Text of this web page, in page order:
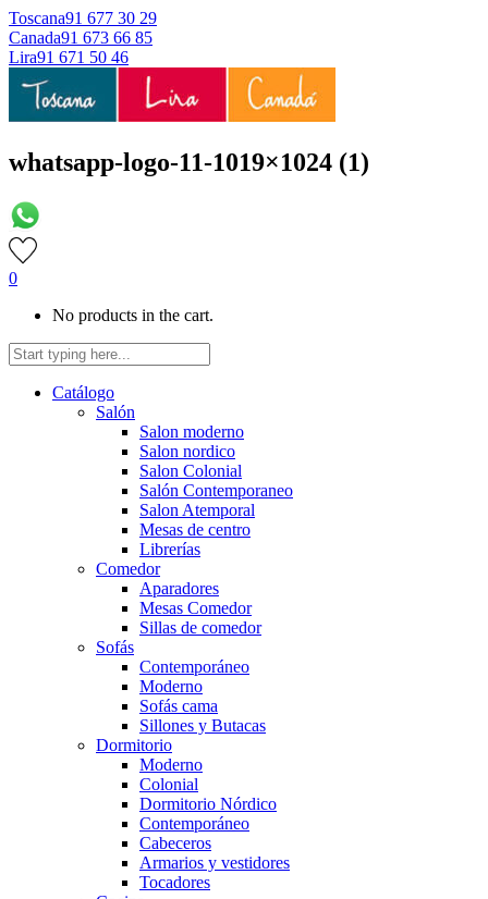
Toscana91 677 30 29
Canada91 673 66 85
Lira91 671 50 46
whatsapp-logo-11-1019×1024 (1)
0
No products in the cart.
Catálogo
Salón
Salon moderno
Salon nordico
Salon Colonial
Salón Contemporaneo
Salon Atemporal
Mesas de centro
Librerías
Comedor
Aparadores
Mesas Comedor
Sillas de comedor
Sofás
Contemporáneo
Moderno
Sofás cama
Sillones y Butacas
Dormitorio
Moderno
Colonial
Dormitorio Nórdico
Contemporáneo
Cabeceros
Armarios y vestidores
Tocadores